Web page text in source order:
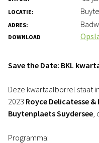
LOCATIE:
ADRES:
DOWNLOAD
Save the Date: BKL
Deze kwartaalborrel staat
2023 Royce Delicatesse
Buytenplaets Suydersee,
Programma: